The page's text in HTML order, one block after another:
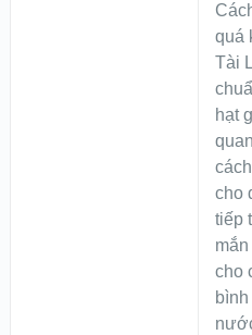
quá
Tài
hạt
cho
tiếp
cho